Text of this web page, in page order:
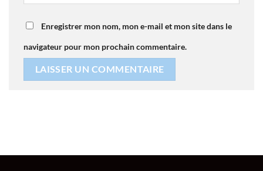
Enregistrer mon nom, mon e-mail et mon site dans le
navigateur pour mon prochain commentaire.